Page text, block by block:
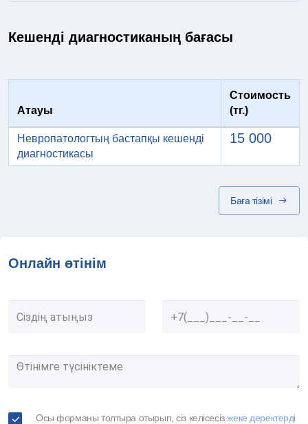
Кешенді диагностиканың бағасы
Атауы
Стоимость
(тг.)
Невропатологтың бастапқы кешенді
диагностикасы
15 000
Баға тізімі
Онлайн өтінім
Осы форманы толтыра отырып, сіз келісесізжеке деректерді